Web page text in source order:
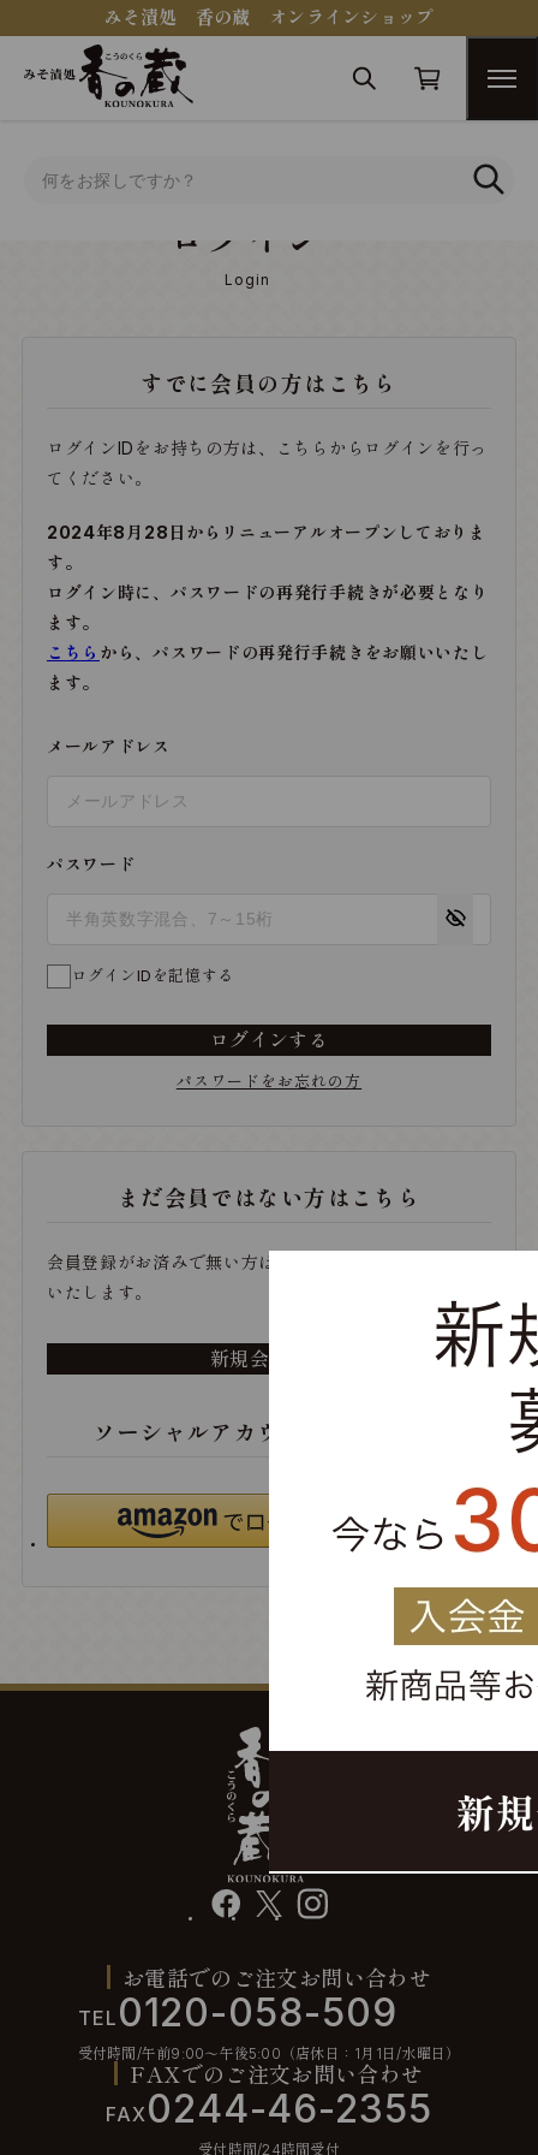
みそ漬処 香の蔵 オンラインショップ
ログイン
Login
すでに会員の方はこちら
ログインIDをお持ちの方は、こちらからログインを行っ
てください。
2024年8月28日からリニューアルオープンしておりま
す。
ログイン時に、パスワードの再発行手続きが必要となり
ます。
こちら から、パスワードの再発行手続きをお願いいたし
ます。
メールアドレス
パスワード
ログインIDを記憶する
ログインする
パスワードをお忘れの方
まだ会員ではない方はこちら
会員登録がお済みで無い方は、こちらから登録をお願い
いたします。
新規会員登録
ソーシャルアカウントでログイン
facebook instagram
お電話でのご注文お問い合わせ
TEL 0120-058-509
受付時間/午前9:00〜午後5:00（店休日：1月1日/水曜日）
FAXでのご注文お問い合わせ
FAX0244-46-2355
受付時間/24時間受付